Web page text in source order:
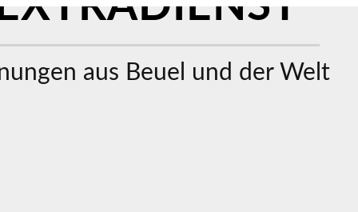
aus Beuel und der Welt